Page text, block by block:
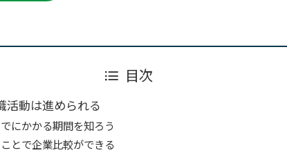
目次
活動は進められる
にかかる期間を知ろう
とで企業比較ができる